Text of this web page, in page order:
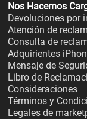
Nos Hacemos
Devoluciones por
Atención de
Consulta de
Adquirientes
Mensaje de
Libro de
Consideraciones
Términos y
Legales de